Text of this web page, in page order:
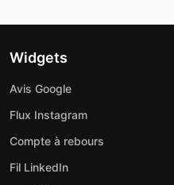
Widgets
Avis Google
Flux Instagram
Compte à rebours
Fil LinkedIn